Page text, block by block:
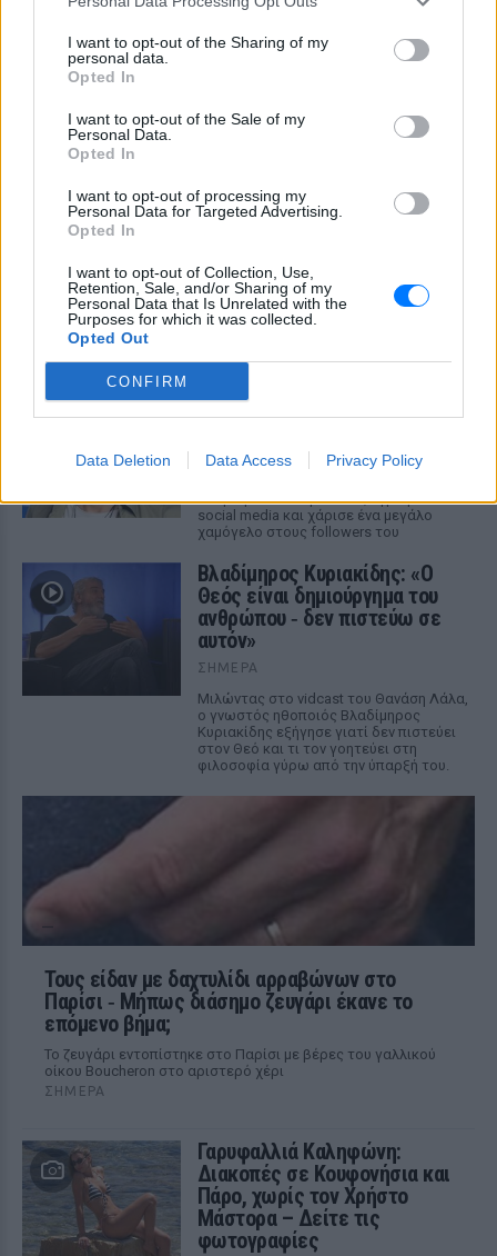
I want to opt-out of the Sharing of my
personal data.
Opted In
I want to opt-out of the Sale of my
Personal Data.
Opted In
I want to opt-out of processing my
Personal Data for Targeted Advertising.
Opted In
I want to opt-out of Collection, Use,
Retention, Sale, and/or Sharing of my
Personal Data that Is Unrelated with the
Purposes for which it was collected.
Opted Out
CONFIRM
Data Deletion Data Access Privacy Policy
ΔΕΙΤΕ ΕΠΙΣΗΣ
ΣΤΗΝ ΙΔΙΑ ΚΑΤΗΓΟΡΙΑ
Ο Λάκης Γαβαλάς έκλεισε τα 74
συγκίνησε ‑ Τι έγραψε για τη
ζωή, τους γονείς του και την
υγεία του
Ο διάσημος σχεδιαστής μόδας
μοιράστηκε ένα συγκινητικό μήνυμα στο
Instagram, μιλώντας για την οικογένειά
O Γιώργος Παράσχος ξανά στο
νοσοκομείο για θεραπεία κατά
ΣΉΜΕΡΑ
«Πάμε για νέα θεραπεία», έγραψε στα
social media και χάρισε ένα μεγάλο
χαμόγελο στους followers του
Βλαδίμηρος Κυριακίδης: «Ο
Θεός είναι δημιούργημα του
ανθρώπου ‑ δεν πιστεύω σε
αυτόν»
ΣΉΜΕΡΑ
Μιλώντας στο vidcast του Θανάση Λάλα,
ο γνωστός ηθοποιός Βλαδίμηρος
Κυριακίδης εξήγησε γιατί δεν πιστεύει
στον Θεό και τι τον γοητεύει στη
φιλοσοφία γύρω από την ύπαρξή του.
Τους είδαν με δαχτυλίδι αρραβώνων στο
Παρίσι ‑ Μήπως διάσημο ζευγάρι έκανε το
επόμενο βήμα;
Το ζευγάρι εντοπίστηκε στο Παρίσι με βέρες του γαλλικού
οίκου Boucheron στο αριστερό χέρι
ΣΉΜΕΡΑ
Γαρυφαλλιά Καληφώνη:
Διακοπές σε Κουφονήσια και
Πάρο, χωρίς τον Χρήστο
Μάστορα – Δείτε τις
φωτογραφίες